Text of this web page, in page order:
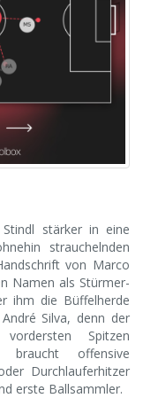
stärker in eine
strauchelnden
von Marco
Namen als Stürmer-
ihm die Büffelherde
Silva, denn der
Spitzen
braucht offensive
Durchlauferhitzer
erste Ballsammler.